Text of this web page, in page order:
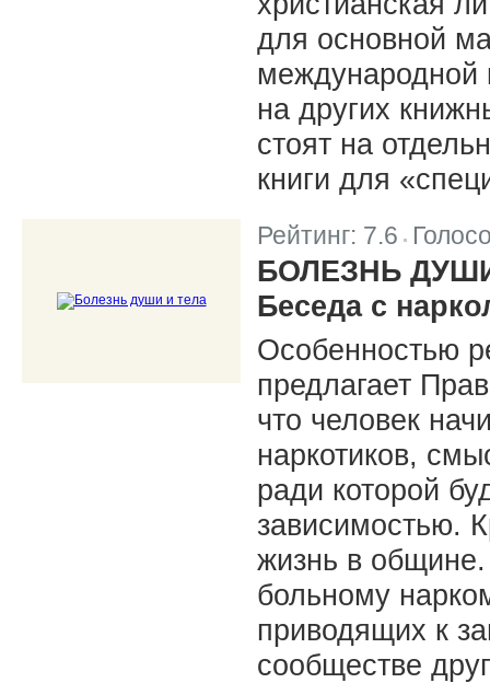
для основной
международной
на других
стоят на
книги для
Рейтинг: 7.6
БОЛЕЗНЬ
Беседа с
Особенностью
предлагает
что человек
наркотиков,
ради которой
зависимостью.
жизнь в общине.
больному
приводящих к
сообществе